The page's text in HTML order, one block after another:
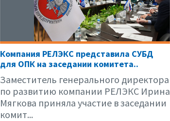
Компания РЕЛЭКС представила СУБД
для ОПК на заседании комитета..
Заместитель генерального директора
по развитию компании РЕЛЭКС Ирина
Мягкова приняла участие в заседании
комит...